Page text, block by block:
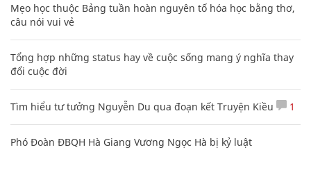
Mẹo học thuộc Bảng tuần hoàn nguyên tố hóa học bằng thơ,
câu nói vui vẻ
Tổng hợp những status hay về cuộc sống mang ý nghĩa thay
đổi cuộc đời
Tìm hiểu tư tưởng Nguyễn Du qua đoạn kết Truyện Kiều 1
Phó Đoàn ĐBQH Hà Giang Vương Ngọc Hà bị kỷ luật